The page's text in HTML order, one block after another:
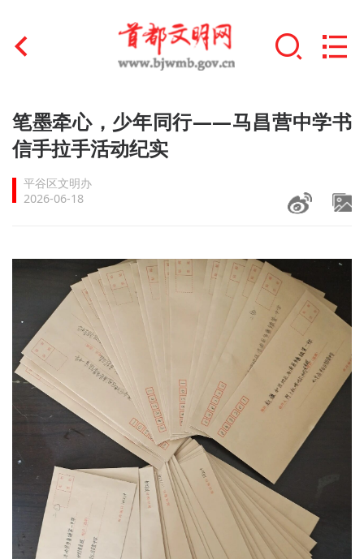
首页
文明创建
文明实践
未成年人思想道德建设
榜样人物
+
身边好人
文明评论
北京宣传文化引导基金
宣传思想文化人才
资料库
笔墨牵心，少年同行——马昌营中学书
信手拉手活动纪实
平谷区文明办
2026-06-18